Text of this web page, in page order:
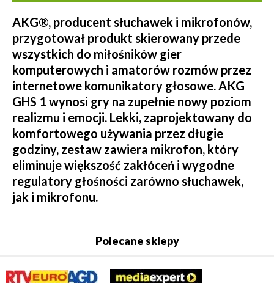
AKG®, producent słuchawek i mikrofonów,
przygotował produkt skierowany przede
wszystkich do miłośników gier
komputerowych i amatorów rozmów przez
internetowe komunikatory głosowe. AKG
GHS 1 wynosi gry na zupełnie nowy poziom
realizmu i emocji. Lekki, zaprojektowany do
komfortowego używania przez długie
godziny, zestaw zawiera mikrofon, który
eliminuje większość zakłóceń i wygodne
regulatory głośności zarówno słuchawek,
jak i mikrofonu.
Polecane sklepy